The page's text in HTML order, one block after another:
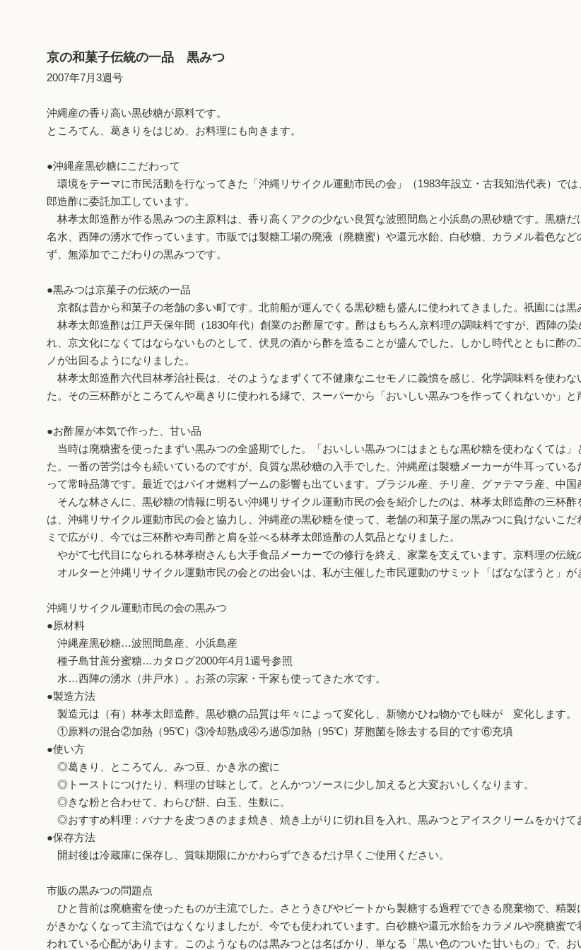
京の和菓子伝統の一品 黒みつ
2007年7月3週号
沖縄産の香り高い黒砂糖が原料です。
ところてん、葛きりをはじめ、お料理にも向きます。
●沖縄産黒砂糖にこだわって
環境をテーマに市民活動を行なってきた「沖縄リサイクル運動市民の会」（1983年設立・古我知浩代表）で
郎造酢に委託加工しています。
林孝太郎造酢が作る黒みつの主原料は、香り高くアクの少ない良質な波照間島と小浜島の黒砂糖です。黒糖
名水、西陣の湧水で作っています。市販では製糖工場の廃液（廃糖蜜）や還元水飴、白砂糖、カラメル着色な
ず、無添加でこだわりの黒みつです。
●黒みつは京菓子の伝統の一品
京都は昔から和菓子の老舗の多い町です。北前船が運んでくる黒砂糖も盛んに使われてきました。祇園には黒
林孝太郎造酢は江戸天保年間（1830年代）創業のお酢屋です。酢はもちろん京料理の調味料ですが、西陣の
れ、京文化になくてはならないものとして、伏見の酒から酢を造ることが盛んでした。しかし時代とともに酢
ノが出回るようになりました。
林孝太郎造酢六代目林孝治社長は、そのようなまずくて不健康なニセモノに義憤を感じ、化学調味料を使わ
た。その三杯酢がところてんや葛きりに使われる縁で、スーパーから「おいしい黒みつを作ってくれないか」と
●お酢屋が本気で作った、甘い品
当時は廃糖蜜を使ったまずい黒みつの全盛期でした。「おいしい黒みつにはまともな黒砂糖を使わなくては
た。一番の苦労は今も続いているのですが、良質な黒砂糖の入手でした。沖縄産は製糖メーカーが牛耳ってい
って常時品薄です。最近ではバイオ燃料ブームの影響も出ています。ブラジル産、チリ産、グァテマラ産、中国
そんな林さんに、黒砂糖の情報に明るい沖縄リサイクル運動市民の会を紹介したのは、林孝太郎造酢の三杯
は、沖縄リサイクル運動市民の会と協力し、沖縄産の黒砂糖を使って、老舗の和菓子屋の黒みつに負けないこ
ミで広がり、今では三杯酢や寿司酢と肩を並べる林孝太郎造酢の人気品となりました。
やがて七代目になられる林孝樹さんも大手食品メーカーでの修行を終え、家業を支えています。京料理の伝統
オルターと沖縄リサイクル運動市民の会との出会いは、私が主催した市民運動のサミット「ばななぼうと」が
沖縄リサイクル運動市民の会の黒みつ
●原材料
沖縄産黒砂糖…波照間島産、小浜島産
種子島甘蔗分蜜糖…カタログ2000年4月1週号参照
水…西陣の湧水（井戸水）。お茶の宗家・千家も使ってきた水です。
●製造方法
製造元は（有）林孝太郎造酢。黒砂糖の品質は年々によって変化し、新物かひね物かでも味が 変化します。
①原料の混合②加熱（95℃）③冷却熟成④ろ過⑤加熱（95℃）芽胞菌を除去する目的です⑥充填
●使い方
◎葛きり、ところてん、みつ豆、かき氷の蜜に
◎トーストにつけたり、料理の甘味として。とんかつソースに少し加えると大変おいしくなります。
◎きな粉と合わせて、わらび餅、白玉、生麩に。
◎おすすめ料理：バナナを皮つきのまま焼き、焼き上がりに切れ目を入れ、黒みつとアイスクリームをかけて
●保存方法
開封後は冷蔵庫に保存し、賞味期限にかかわらずできるだけ早くご使用ください。
市販の黒みつの問題点
ひと昔前は廃糖蜜を使ったものが主流でした。さとうきびやビートから製糖する過程でできる廃棄物で、精
がきかなくなって主流ではなくなりましたが、今でも使われています。白砂糖や還元水飴をカラメルや廃糖蜜
われている心配があります。このようなものは黒みつとは名ばかり、単なる「黒い色のついた甘いもの」で、お